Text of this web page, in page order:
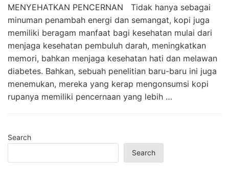
MENYEHATKAN PENCERNAN Tidak hanya sebagai
minuman penambah energi dan semangat, kopi juga
memiliki beragam manfaat bagi kesehatan mulai dari
menjaga kesehatan pembuluh darah, meningkatkan
memori, bahkan menjaga kesehatan hati dan melawan
diabetes. Bahkan, sebuah penelitian baru-baru ini juga
menemukan, mereka yang kerap mengonsumsi kopi
rupanya memiliki pencernaan yang lebih …
Search
Search